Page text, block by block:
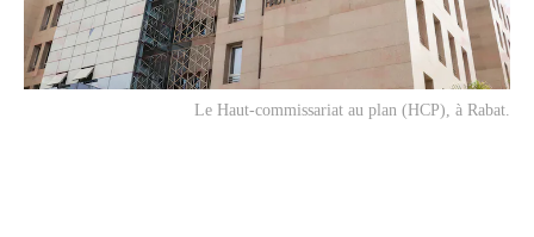
Le Haut-commissariat au plan (HCP), à Rabat.